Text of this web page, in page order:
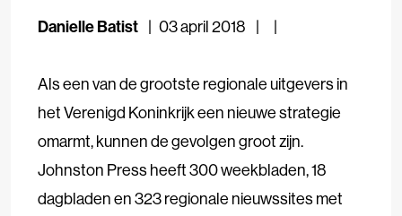
Danielle Batist 03 april 2018
Als een van de grootste regionale uitgevers in
het Verenigd Koninkrijk een nieuwe strategie
omarmt, kunnen de gevolgen groot zijn.
Johnston Press heeft 300 weekbladen, 18
dagbladen en 323 regionale nieuwssites met